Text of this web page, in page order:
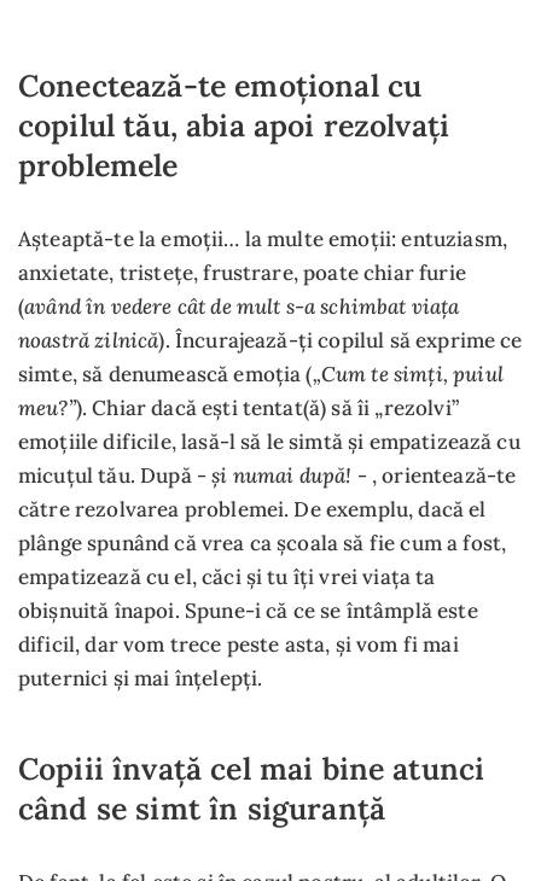
Conectează-te emoțional cu
copilul tău, abia apoi rezolvați
problemele
Așteaptă-te la emoții… la multe emoții: entuziasm,
anxietate, tristețe, frustrare, poate chiar furie
(având în vedere cât de mult s-a schimbat viața
noastră zilnică). Încurajează-ți copilul să exprime ce
simte, să denumească emoția („Cum te simți, puiul
meu?”). Chiar dacă ești tentat(ă) să îi „rezolvi”
emoțiile dificile, lasă-l să le simtă și empatizează cu
micuțul tău. După - și numai după! -, orientează-te
către rezolvarea problemei. De exemplu, dacă el
plânge spunând că vrea ca școala să fie cum a fost,
empatizează cu el, căci și tu îți vrei viața ta
obișnuită înapoi. Spune-i că ce se întâmplă este
dificil, dar vom trece peste asta, și vom fi mai
puternici și mai înțelepți.
Copiii învață cel mai bine atunci
când se simt în siguranță